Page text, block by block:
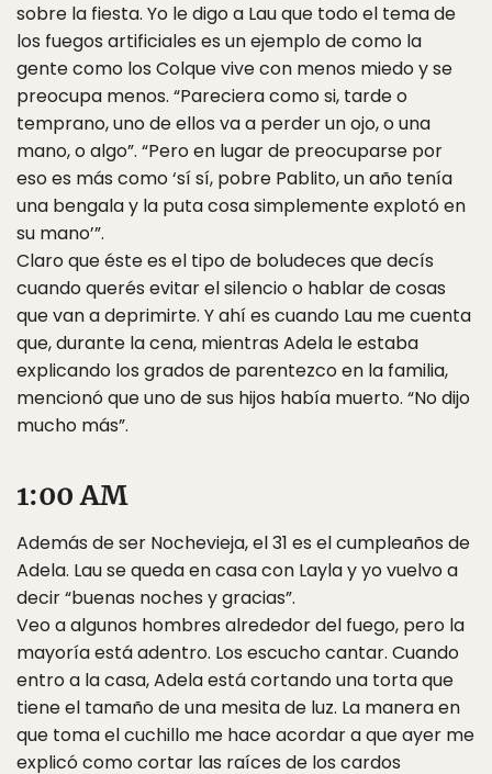
sobre la fiesta. Yo le digo a Lau que todo el tema de
los fuegos artificiales es un ejemplo de como la
gente como los Colque vive con menos miedo y se
preocupa menos. “Pareciera como si, tarde o
temprano, uno de ellos va a perder un ojo, o una
mano, o algo”. “Pero en lugar de preocuparse por
eso es más como ‘sí sí, pobre Pablito, un año tenía
una bengala y la puta cosa simplemente explotó en
su mano’”.
Claro que éste es el tipo de boludeces que decís
cuando querés evitar el silencio o hablar de cosas
que van a deprimirte. Y ahí es cuando Lau me cuenta
que, durante la cena, mientras Adela le estaba
explicando los grados de parentezco en la familia,
mencionó que uno de sus hijos había muerto. “No dijo
mucho más”.
1:00 AM
Además de ser Nochevieja, el 31 es el cumpleaños de
Adela. Lau se queda en casa con Layla y yo vuelvo a
decir “buenas noches y gracias”.
Veo a algunos hombres alrededor del fuego, pero la
mayoría está adentro. Los escucho cantar. Cuando
entro a la casa, Adela está cortando una torta que
tiene el tamaño de una mesita de luz. La manera en
que toma el cuchillo me hace acordar a que ayer me
explicó como cortar las raíces de los cardos